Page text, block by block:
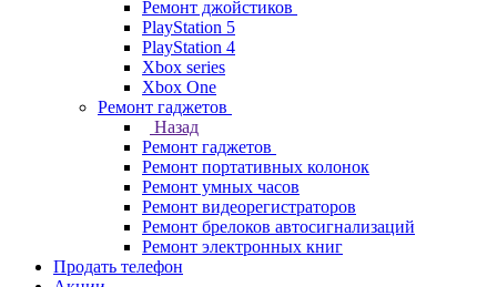
Ремонт джойстиков
PlayStation 5
PlayStation 4
Xbox series
Xbox One
Ремонт гаджетов
Назад
Ремонт гаджетов
Ремонт портативных колонок
Ремонт умных часов
Ремонт видеорегистраторов
Ремонт брелоков автосигнализаций
Ремонт электронных книг
Продать телефон